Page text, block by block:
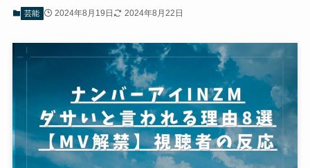
芸能 2024年8月19日 2024年8月22日